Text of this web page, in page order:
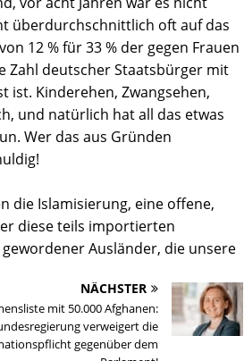
überdurchschnittlich oft auf das
12 % für 33 % der gegen Frauen
Zahl deutscher Staatsbürger mit
Kinderehen, Zwangsehen,
und natürlich hat all das etwas
Wer das aus Gründen
die Islamisierung, eine offene,
diese teils importierten
Ausländer, die unsere
NÄCHSTER
mit 50.000 Afghanen:
verweigert die
gegenüber dem